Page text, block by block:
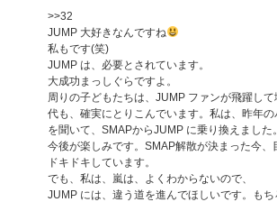
>>32
JUMP 大好きなんですね
私もです(笑)
JUMP は、必要とされています。
大成功まっしぐらですよ。
周りの子どもたちは、JUMP ファンが飛躍し
代も、確実にとりこんでいます。私は、昨年
を聞いて、SMAPからJUMP に乗り換えました
今後が楽しみです。SMAP解散が決まった今、
ドキドキしています。
でも、私は、嵐は、よくわからないので、
JUMP には、違う道を進んでほしいです。もち